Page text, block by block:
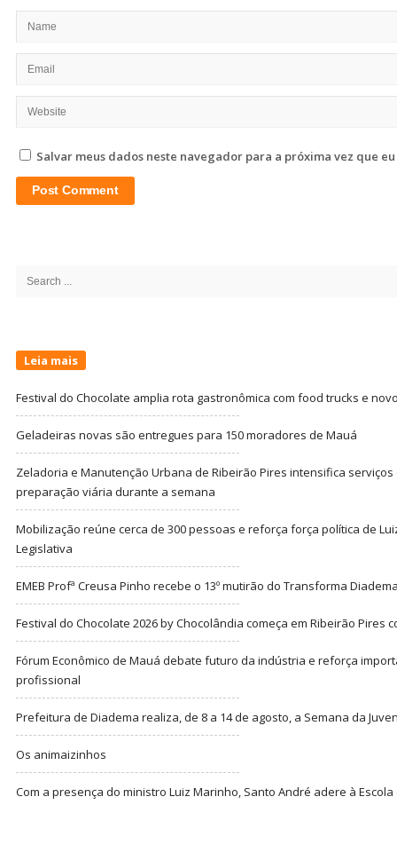
Salvar meus dados neste navegador para a próxima vez que
Search
Leia mais
Festival do Chocolate amplia rota gastronômica com food trucks e
Geladeiras novas são entregues para 150 moradores de Mauá
Zeladoria e Manutenção Urbana de Ribeirão Pires intensifica
preparação viária durante a semana
Mobilização reúne cerca de 300 pessoas e reforça força política de
Legislativa
EMEB Profª Creusa Pinho recebe o 13º mutirão do Transforma
Festival do Chocolate 2026 by Chocolândia começa em Ribeirão Pires
Fórum Econômico de Mauá debate futuro da indústria e reforça
profissional
Prefeitura de Diadema realiza, de 8 a 14 de agosto, a Semana da
Os animaizinhos
Com a presença do ministro Luiz Marinho, Santo André adere à